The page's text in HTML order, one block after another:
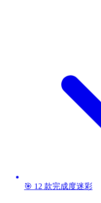
🎯 12 款完成度迷彩